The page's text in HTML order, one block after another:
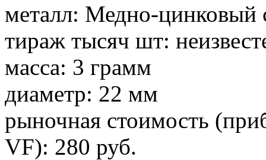
металл: Медно-цинковый
тираж тысяч шт:
масса: 3 грамм
диаметр: 22 мм
рыночная стоимость
VF): 280 руб.